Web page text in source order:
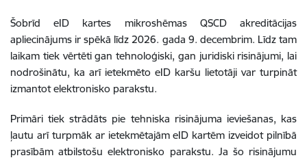
Šobrīd eID kartes mikroshēmas QSCD akreditācijas
apliecinājums ir spēkā līdz 2026. gada 9. decembrim. Līdz tam
laikam tiek vērtēti gan tehnoloģiski, gan juridiski risinājumi, lai
nodrošinātu, ka arī ietekmēto eID karšu lietotāji var turpināt
izmantot elektronisko parakstu.
Primāri tiek strādāts pie tehniska risinājuma ieviešanas, kas
ļautu arī turpmāk ar ietekmētajām eID kartēm izveidot pilnībā
prasībām atbilstošu elektronisko parakstu. Ja šo risinājumu